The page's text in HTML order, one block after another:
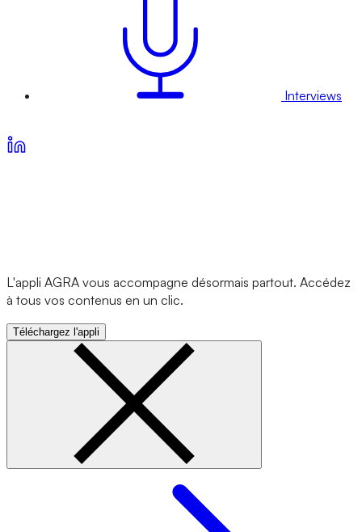
Interviews
L'appli AGRA vous accompagne désormais partout. Accédez
à tous vos contenus en un clic.
Téléchargez l'appli